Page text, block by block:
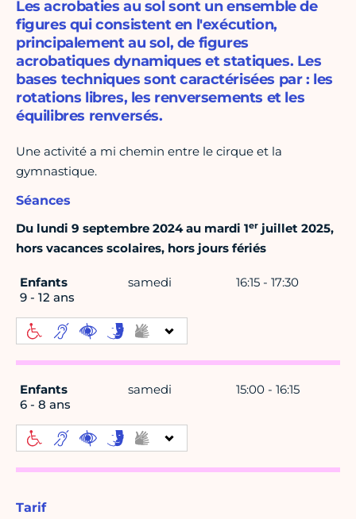
Les acrobaties au sol sont un ensemble de
figures qui consistent en l'exécution,
principalement au sol, de figures
acrobatiques dynamiques et statiques. Les
bases techniques sont caractérisées par : les
rotations libres, les renversements et les
équilibres renversés.
Une activité a mi chemin entre le cirque et la
gymnastique.
Séances
Du lundi 9 septembre 2024 au mardi 1er juillet 2025,
hors vacances scolaires, hors jours fériés
Enfants
9 - 12 ans
samedi 16:15 - 17:30
Enfants
6 - 8 ans
samedi 15:00 - 16:15
Tarif